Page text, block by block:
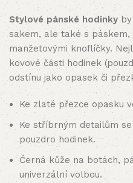
Stylové pánské hodinky
sakem, ale také s
manžetovými knoflíčky.
kovové části hodinek
odstínu jako opasek či
Ke zlaté přezce opasku
Ke stříbrným detailům
pouzdro hodinek.
Černá kůže na botách,
univerzální volbou.